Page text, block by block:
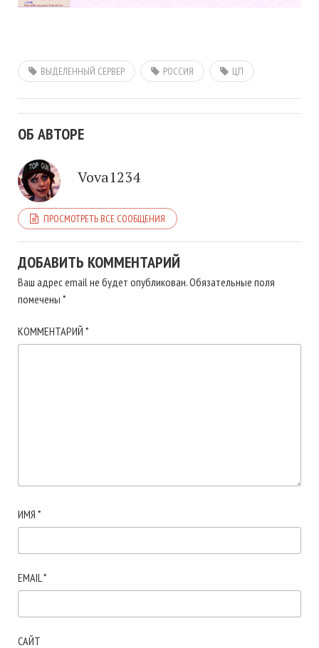
ВЫДЕЛЕННЫЙ СЕРВЕР РОССИЯ ЦП
ОБ АВТОРЕ
Vova1234
ПРОСМОТРЕТЬ ВСЕ СООБЩЕНИЯ
ДОБАВИТЬ КОММЕНТАРИЙ
Ваш адрес email не будет опубликован.Обязательные поля
помечены *
КОММЕНТАРИЙ *
ИМЯ *
EMAIL*
САЙТ